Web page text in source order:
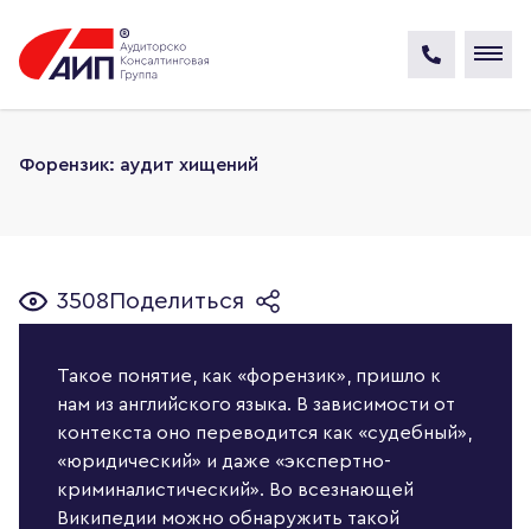
Форензик: аудит хищений
3508Поделиться
Такое понятие, как «форензик», пришло к
нам из английского языка. В зависимости от
контекста оно переводится как «судебный»,
«юридический» и даже «экспертно-
криминалистический». Во всезнающей
Википедии можно обнаружить такой